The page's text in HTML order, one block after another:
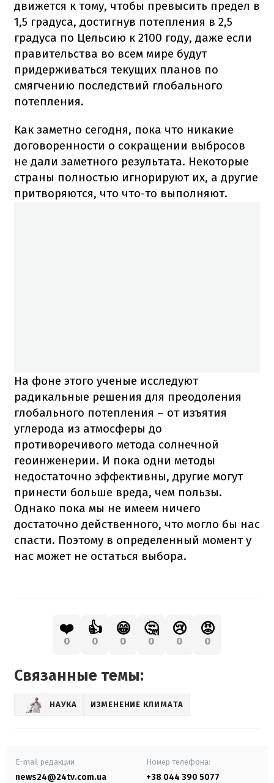
движется к тому, чтобы превысить предел в
1,5 градуса, достигнув потепления в 2,5
градуса по Цельсию к 2100 году, даже если
правительства во всем мире будут
придерживаться текущих планов по
смягчению последствий глобального
потепления.
Как заметно сегодня, пока что никакие
договоренности о сокращении выбросов
не дали заметного результата. Некоторые
страны полностью игнорируют их, а другие
притворяются, что что-то выполняют.
На фоне этого ученые исследуют
радикальные решения для преодоления
глобального потепления – от изъятия
углерода из атмосферы до
противоречивого метода солнечной
геоинженерии. И пока одни методы
недостаточно эффективны, другие могут
принести больше вреда, чем пользы.
Однако пока мы не имеем ничего
достаточно действенного, что могло бы нас
спасти. Поэтому в определенный момент у
нас может не остаться выбора.
❤️
0
👍
0
😁
0
🤔
0
😢
0
😡
0
Связанные темы:
НАУКА ИЗМЕНЕНИЕ КЛИМАТА
E-mail редакции
news24@24tv.com.ua
Номер телефона:
+38 044 390 5077